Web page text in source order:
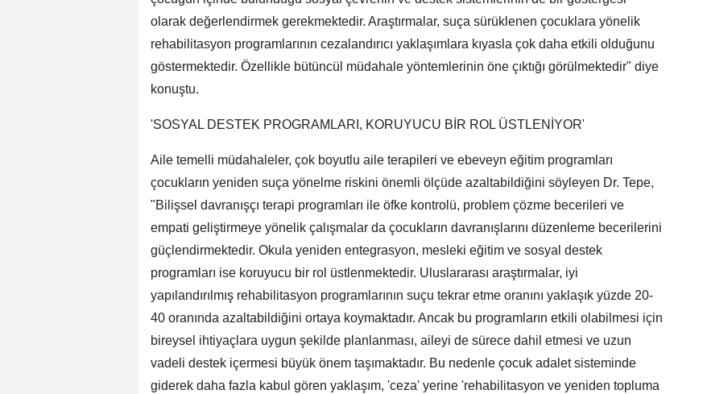
olarak değerlendirmek gerekmektedir. Araştırmalar, suça sürüklenen çocuklara yönelik
rehabilitasyon programlarının cezalandırıcı yaklaşımlara kıyasla çok daha etkili olduğunu
göstermektedir. Özellikle bütüncül müdahale yöntemlerinin öne çıktığı görülmektedir" diye
konuştu.
'SOSYAL DESTEK PROGRAMLARI, KORUYUCU BİR ROL ÜSTLENİYOR'
Aile temelli müdahaleler, çok boyutlu aile terapileri ve ebeveyn eğitim programları
çocukların yeniden suça yönelme riskini önemli ölçüde azaltabildiğini söyleyen Dr. Tepe,
"Bilişsel davranışçı terapi programları ile öfke kontrolü, problem çözme becerileri ve
empati geliştirmeye yönelik çalışmalar da çocukların davranışlarını düzenleme becerilerini
güçlendirmektedir. Okula yeniden entegrasyon, mesleki eğitim ve sosyal destek
programları ise koruyucu bir rol üstlenmektedir. Uluslararası araştırmalar, iyi
yapılandırılmış rehabilitasyon programlarının suçu tekrar etme oranını yaklaşık yüzde 20-
40 oranında azaltabildiğini ortaya koymaktadır. Ancak bu programların etkili olabilmesi için
bireysel ihtiyaçlara uygun şekilde planlanması, aileyi de sürece dahil etmesi ve uzun
vadeli destek içermesi büyük önem taşımaktadır. Bu nedenle çocuk adalet sisteminde
giderek daha fazla kabul gören yaklaşım, 'ceza' yerine 'rehabilitasyon ve yeniden topluma